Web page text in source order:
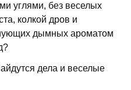
углями, без веселых
колкой дров и
дымных ароматом
дела и веселые